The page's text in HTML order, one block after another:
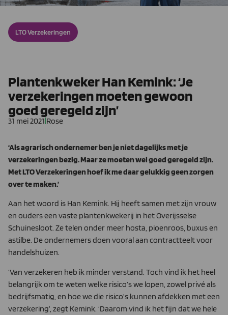
LTO Verzekeringen
Plantenkweker Han Kemink: ‘Je
verzekeringen moeten gewoon
goed geregeld zijn’
31 mei 2021|Rose
‘Als agrarisch ondernemer ben je niet dagelijks met je
verzekeringen bezig. Maar ze moeten wel goed geregeld zijn.
Met LTO Verzekeringen hoef ik me daar gelukkig geen zorgen
over te maken.’
Aan het woord is Han Kemink. Hij heeft samen met zijn vrouw
en ouders een vaste plantenkwekerij in het Overijsselse
Schuinesloot. Ze telen onder meer hosta, pioenroos, buxus en
astilbe. De ondernemers doen vooral aan contractteelt voor
handelshuizen.
‘Van verzekeren heb ik minder verstand. Toch vind ik het heel
belangrijk om te weten welke risico’s we lopen, zowel privé als
bedrijfsmatig, en hoe we die risico’s kunnen afdekken met een
verzekering’, zegt Kemink. ‘Daarom vind ik het fijn dat we hele